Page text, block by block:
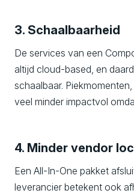
3. Schaalbaarheid
De services van een
altijd cloud-based, en
schaalbaar.
veel minder impactvol
4. Minder vendor
Een All-In-One pakket
leverancier betekent ook